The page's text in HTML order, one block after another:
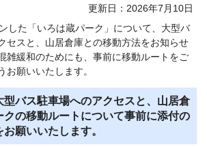
更新日：2026年7月10日
した「いろは蔵パーク」について、大型バ
セスと、山居倉庫との移動方法をお知らせ
雑緩和のためにも、事前に移動ルートをご
お願いいたします。
型バス駐車場へのアクセスと、山居倉
クの移動ルートについて事前に添付の
願いいたします。